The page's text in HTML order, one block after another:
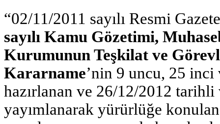
“02/11/2011 sayılı Resmi
sayılı Kamu Gözetimi,
Kurumunun Teşkilat ve
Kararname’nin 9 uncu, 25 inci
hazırlanan ve 26/12/2012 tarihli
yayımlanarak yürürlüğe